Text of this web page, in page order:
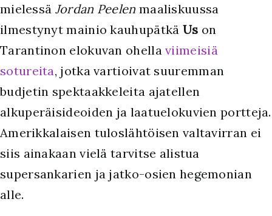
mielessä Jordan Peelen maaliskuussa
ilmestynyt mainio kauhupätkä Us on
Tarantinon elokuvan ohellaviimeisiä
sotureita, jotka vartioivat suuremman
budjetin spektaakkeleita ajatellen
alkuperäisideoiden ja laatuelokuvien portteja.
Amerikkalaisen tuloslähtöisen valtavirran ei
siis ainakaan vielä tarvitse alistua
supersankarien ja jatko-osien hegemonian
alle.